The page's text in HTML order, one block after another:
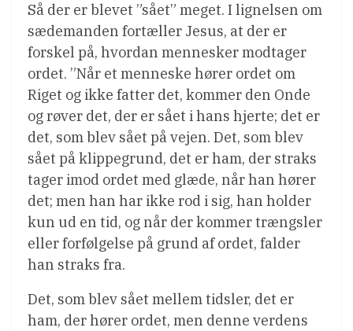
Så der er blevet ”sået” meget. I lignelsen om
sædemanden fortæller Jesus, at der er
forskel på, hvordan mennesker modtager
ordet. ”Når et menneske hører ordet om
Riget og ikke fatter det, kommer den Onde
og røver det, der er sået i hans hjerte; det er
det, som blev sået på vejen. Det, som blev
sået på klippegrund, det er ham, der straks
tager imod ordet med glæde, når han hører
det; men han har ikke rod i sig, han holder
kun ud en tid, og når der kommer trængsler
eller forfølgelse på grund af ordet, falder
han straks fra.
Det, som blev sået mellem tidsler, det er
ham, der hører ordet, men denne verdens